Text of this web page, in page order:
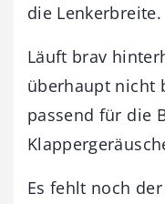
die Lenkerbreite.
Läuft brav
überhaupt nicht
passend für die
Es fehlt noch